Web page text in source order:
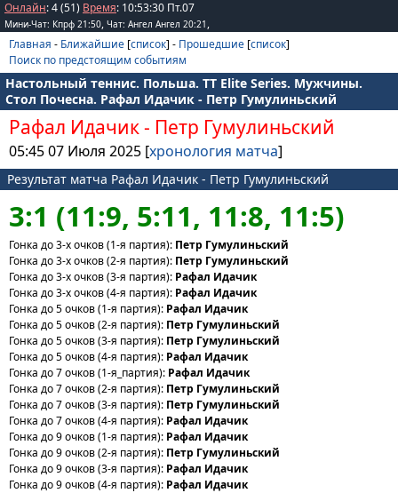
Онлайн: 4 (51) Время: 10:53:30 Пт.07
Мини-Чат: Кпрф 21:50, Чат: Ангел Ангел 20:21 ,
Главная - Ближайшие [список] - Прошедшие [список]
Поиск по предстоящим событиям
Настольный теннис. Польша. TT Elite Series. Мужчины.
Стол Почесна. Рафал Идачик - Петр Гумулиньский
Рафал Идачик- Петр Гумулиньский
05:45 07 Июля 2025 [хронология матча]
Результат матча Рафал Идачик - Петр Гумулиньский
3:1 (11:9, 5:11, 11:8, 11:5)
Гонка до 3-х очков (1-я партия): Петр Гумулиньский
Гонка до 3-х очков (2-я партия): Петр Гумулиньский
Гонка до 3-х очков (3-я партия): Рафал Идачик
Гонка до 3-х очков (4-я партия): Рафал Идачик
Гонка до 5 очков (1-я партия): Рафал Идачик
Гонка до 5 очков (2-я партия): Петр Гумулиньский
Гонка до 5 очков (3-я партия): Петр Гумулиньский
Гонка до 5 очков (4-я партия): Рафал Идачик
Гонка до 7 очков (1-я_партия): Рафал Идачик
Гонка до 7 очков (2-я партия): Петр Гумулиньский
Гонка до 7 очков (3-я партия): Петр Гумулиньский
Гонка до 7 очков (4-я партия): Рафал Идачик
Гонка до 9 очков (1-я партия): Рафал Идачик
Гонка до 9 очков (2-я партия): Петр Гумулиньский
Гонка до 9 очков (3-я партия): Рафал Идачик
Гонка до 9 очков (4-я партия): Рафал Идачик